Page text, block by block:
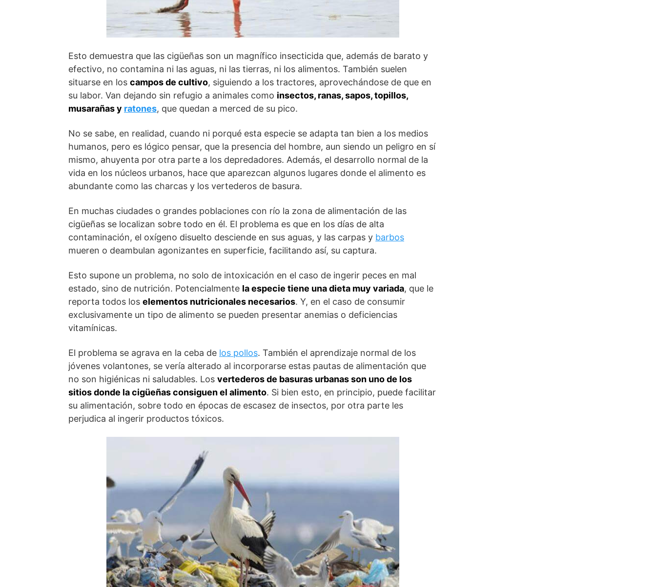
Esto demuestra que las cigüeñas son un magnífico insecticida que, además de barato y
efectivo, no contamina ni las aguas, ni las tierras, ni los alimentos. También suelen
situarse en los campos de cultivo, siguiendo a los tractores, aprovechándose de que en
su labor. Van dejando sin refugio a animales como insectos, ranas, sapos, topillos,
musarañas y ratones, que quedan a merced de su pico.
No se sabe, en realidad, cuando ni porqué esta especie se adapta tan bien a los medios
humanos, pero es lógico pensar, que la presencia del hombre, aun siendo un peligro en sí
mismo, ahuyenta por otra parte a los depredadores. Además, el desarrollo normal de la
vida en los núcleos urbanos, hace que aparezcan algunos lugares donde el alimento es
abundante como las charcas y los vertederos de basura.
En muchas ciudades o grandes poblaciones con río la zona de alimentación de las
cigüeñas se localizan sobre todo en él. El problema es que en los días de alta
contaminación, el oxígeno disuelto desciende en sus aguas, y las carpas y barbos
mueren o deambulan agonizantes en superficie, facilitando así, su captura.
Esto supone un problema, no solo de intoxicación en el caso de ingerir peces en mal
estado, sino de nutrición. Potencialmente la especie tiene una dieta muy variada, que le
reporta todos los elementos nutricionales necesarios. Y, en el caso de consumir
exclusivamente un tipo de alimento se pueden presentar anemias o deficiencias
vitamínicas.
El problema se agrava en la ceba de los pollos. También el aprendizaje normal de los
jóvenes volantones, se vería alterado al incorporarse estas pautas de alimentación que
no son higiénicas ni saludables. Los vertederos de basuras urbanas son uno de los
sitios donde la cigüeñas consiguen el alimento. Si bien esto, en principio, puede facilitar
su alimentación, sobre todo en épocas de escasez de insectos, por otra parte les
perjudica al ingerir productos tóxicos.